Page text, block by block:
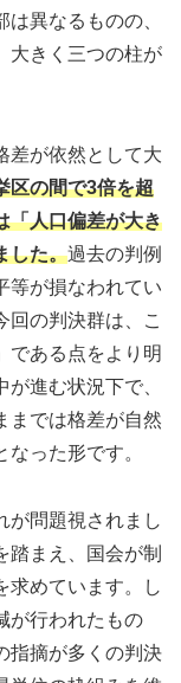
異なるものの、
大きく三つの柱が
差が依然として大
区の間で3倍を超
「人口偏差が大き
した。過去の判例
等が損なわれてい
回の判決群は、こ
である点をより明
進む状況下で、
までは格差が自然
った形です。
が問題視されまし
踏まえ、国会が制
求めています。し
が行われたもの
指摘が多くの判決